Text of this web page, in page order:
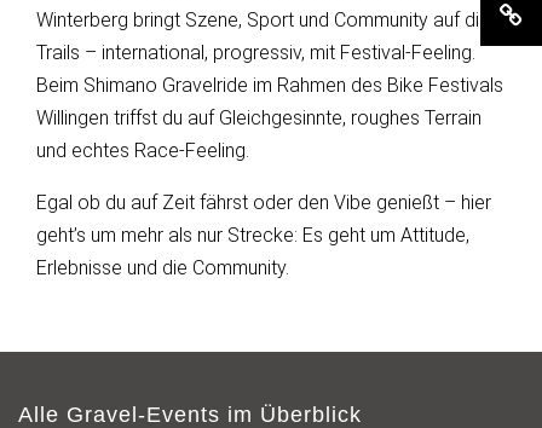
Winterberg bringt Szene, Sport und Community auf die
Trails – international, progressiv, mit Festival-Feeling.
Beim Shimano Gravelride im Rahmen des Bike Festivals
Willingen triffst du auf Gleichgesinnte, roughes Terrain
und echtes Race-Feeling.
Egal ob du auf Zeit fährst oder den Vibe genießt – hier
geht’s um mehr als nur Strecke: Es geht um Attitude,
Erlebnisse und die Community.
Alle Gravel-Events im Überblick